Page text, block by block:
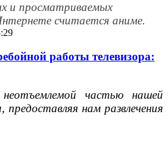
и просматриваемых
считается аниме.
работы телевизора:
неотъемлемой частью нашей
предоставляя нам развлечения